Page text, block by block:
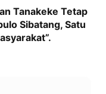
Tanakeke Tetap
Sibatang, Satu